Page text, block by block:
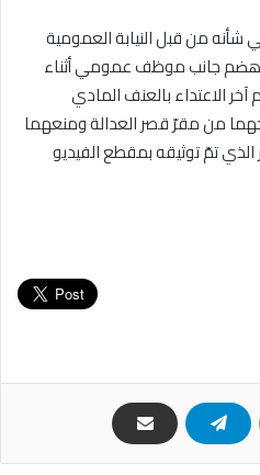
شأنه من قبل النيابة العمومية
هضم جانب موظف عمومي أثناء
الاعتداء بالعنف المادي
من مقرّ قصر العدالة ومنعهما
الذي تمّ توثيقه بمقطع الفيديو